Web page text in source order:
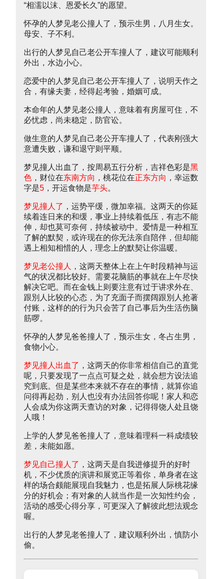
“相濡以沫、恩爱长久”的愿望。
怀孕的人梦见老公撞人了，预示生男，八月生女。
母安、子不利。
出行的人梦见自己老公开车撞人了，建议可能顺利
外出，水边小心。
恋爱中的人梦见自己老公开车撞人了，说明天作之
合，有缘夫妻，经得起考验，婚姻可成。
本命年的人梦见老公撞人，意味着有房屋可住，不
必忧虑，尚未稳定，防官讼。
做生意的人梦见自己老公开车撞人了，代表刚强大
意遭失败，谦和退守则平顺。
梦见撞人出血了，按周易五行分析，吉祥色彩是黑
色 ，财位在东南方向 ，桃花位在正东方向 ，幸运数
字是5 ，开运食物是芋头。
梦见撞人了 ，运势平缓，微加幸福。这两天的你延
续着连日来的和缓，事业上持续着低压，有志不能
伸，却也莫可奈何，持续被动中。爱情是一种相互
了解的默契，或许现在的你无法亲自陪伴，但却能
遇上相知相惜的人，理念上的默契让你温暖。
梦见老公撞人
，这两天整体上在上午时段精神与运
气的状况都比较好。需要花脑筋的事就在上午尽快
解决它吧。而在金钱上则要注意有过于讲求外在、
跟別人比较的心态，为了充面子而摆阔跟別人抢著
付账，这样的的行为只会苦了自己事后为生活伤脑
筋啰。
怀孕的人梦见爸爸撞人了，预示生女，冬占生男，
食物小心。
梦见撞人出血了 ，这两天的你非常相信自己的直觉
呢，只要发现了一点点可疑之处，就会想方设法追
究到底。但是某些本来就不存在的事情，就算你追
问得再起劲，别人也没有办法回答你呢！家人和恋
人会成为你这两天查访的对象，记得得饶人处且饶
人哦！
上学的人梦见爸爸撞人了，意味着理科一科成绩较
差，未能如愿。
梦见自己撞人了 ，这两天是自我进修提升的好时
机，不少优质的演讲和展览正等着你，单身者在这
样的场合颇能展现自我魅力，也是拓展人际桃花缘
分的好机会；有对象的人就当作是一次知性约会，
活动的感受心得分享，可更深入了解彼此想法观念
喔。
出行的人梦见老爸撞人了，建议顺利外出，慎防小
偷。